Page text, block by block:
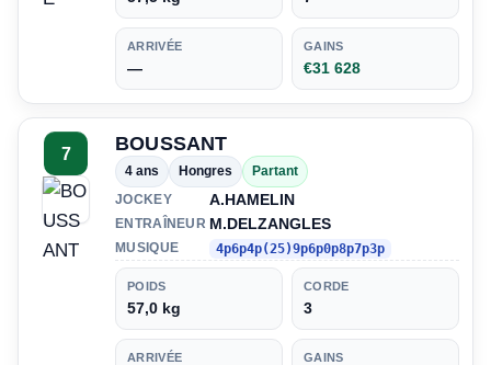
ARRIVÉE
—
GAINS
€31 628
7 BOUSSANT
4 ans Hongres
Partant
JOCKEY
A.HAMELIN
ENTRAÎNEUR M.DELZANGLES
MUSIQUE 4p6p4p(25)9p6p0p8p7p3p
POIDS
57,0 kg
CORDE
3
ARRIVÉE GAINS